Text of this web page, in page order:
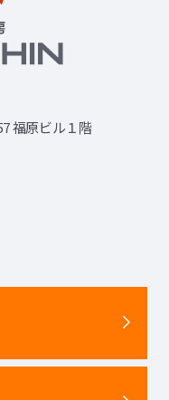
福原ビル１階